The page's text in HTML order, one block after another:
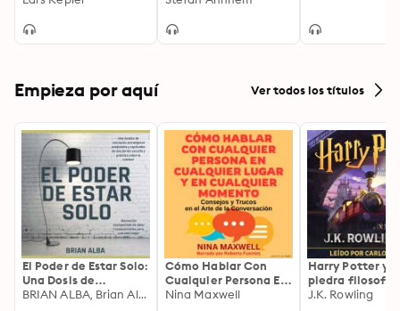
Empieza por aquí Ver todos los títulos
El Poder de Estar Solo:
Una Dosis de
Motivación
BRIAN ALBA, Brian Alba
Cómo Hablar Con
Cualquier Persona En
Cualquier Lugar Y En
Nina Maxwell
Harry Potter y
piedra filosofal
J.K. Rowling